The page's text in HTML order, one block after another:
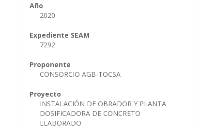
Año
2020
Expediente SEAM
7292
Proponente
CONSORCIO AGB-TOCSA
Proyecto
INSTALACIÓN DE OBRADOR Y PLANTA
DOSIFICADORA DE CONCRETO
ELABORADO